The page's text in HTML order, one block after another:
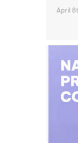
April